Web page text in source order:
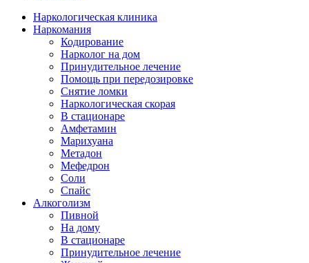
Наркологическая клиника
Наркомания
Кодирование
Нарколог на дом
Принудительное лечение
Помощь при передозировке
Снятие ломки
Наркологическая скорая
В стационаре
Амфетамин
Марихуана
Метадон
Мефедрон
Соли
Спайс
Алкоголизм
Пивной
На дому
В стационаре
Принудительное лечение